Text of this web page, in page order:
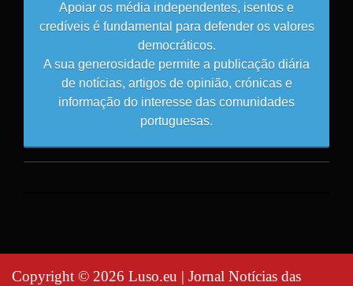
Apoiar os média independentes, isentos e
credíveis é fundamental para defender os valores
democráticos.
A sua generosidade permite a publicação diária
de notícias, artigos de opinião, crónicas e
informação do interesse das comunidades
portuguesas.
Copyright © 2026 Luso.eu | Jornal Notícias das